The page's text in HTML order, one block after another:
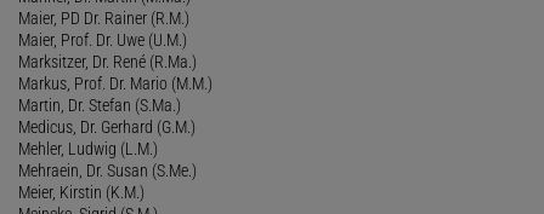
Maier, PD Dr. Rainer (R.M.)
Maier, Prof. Dr. Uwe (U.M.)
Marksitzer, Dr. René (R.Ma.)
Markus, Prof. Dr. Mario (M.M.)
Martin, Dr. Stefan (S.Ma.)
Medicus, Dr. Gerhard (G.M.)
Mehler, Ludwig (L.M.)
Mehraein, Dr. Susan (S.Me.)
Meier, Kirstin (K.M.)